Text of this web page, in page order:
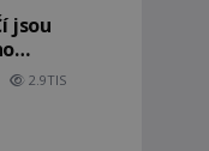
jsou
2.9TIS